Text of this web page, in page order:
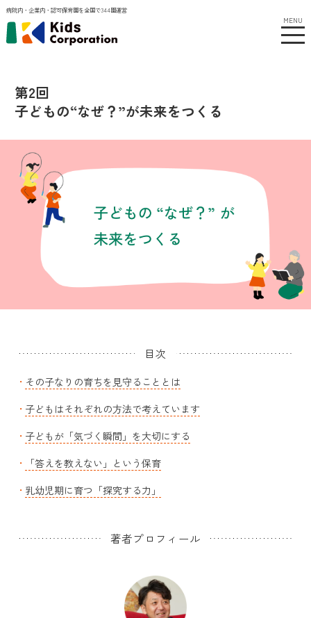
病院内・企業内・認可保育園を全国で344園運営
MENU
第2回
子どもの“なぜ？”が未来をつくる
目次
その子なりの育ちを見守ることとは
子どもはそれぞれの方法で考えています
子どもが「気づく瞬間」を大切にする
「答えを教えない」という保育
乳幼児期に育つ「探究する力」
著者プロフィール